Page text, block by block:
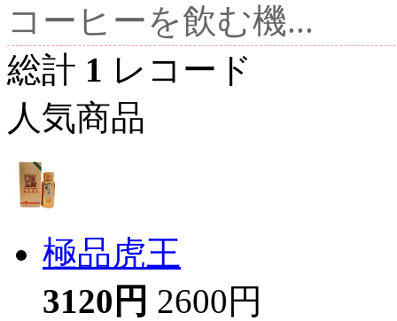
コーヒーを飲む機...
総計 1 レコード
人気商品
極品虎王
3120円 2600円